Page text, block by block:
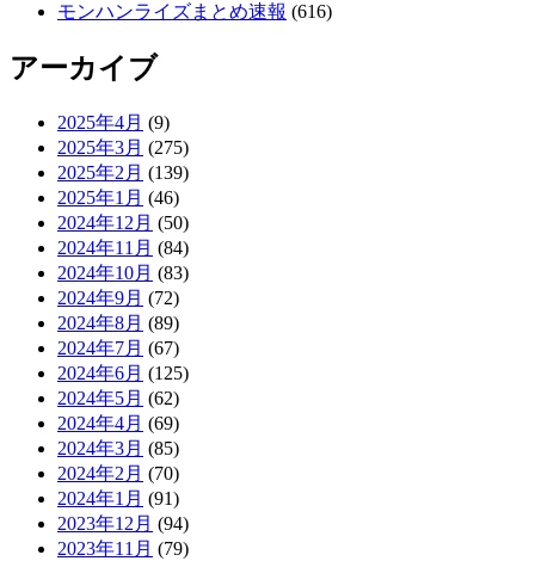
モンハンライズまとめ速報 (616)
アーカイブ
2025年4月 (9)
2025年3月 (275)
2025年2月 (139)
2025年1月 (46)
2024年12月 (50)
2024年11月 (84)
2024年10月 (83)
2024年9月 (72)
2024年8月 (89)
2024年7月 (67)
2024年6月 (125)
2024年5月 (62)
2024年4月 (69)
2024年3月 (85)
2024年2月 (70)
2024年1月 (91)
2023年12月 (94)
2023年11月 (79)